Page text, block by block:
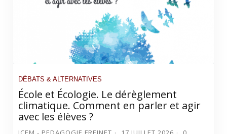
DÉBATS & ALTERNATIVES
École et Écologie. Le dérèglement
climatique. Comment en parler et agir
avec les élèves ?